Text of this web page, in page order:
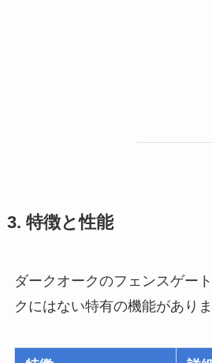
3. 特徴と性能
ダークオークのフェンスゲー
クにはない特有の機能がありま